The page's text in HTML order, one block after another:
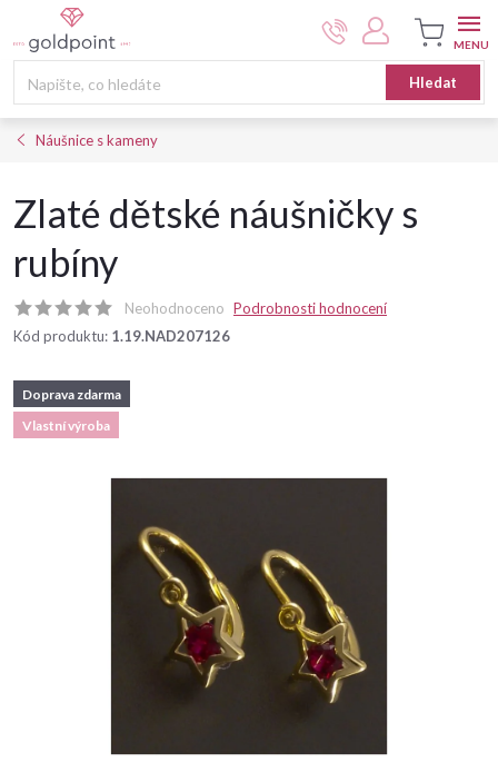
na
Hledat
Nákupní
košík
Náušnice s kameny
Zlaté dětské náušničky s
rubíny
Neohodnoceno Podrobnosti hodnocení
Kód produktu: 1.19.NAD207126
Doprava zdarma
Vlastní výroba